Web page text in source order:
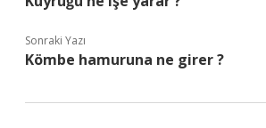
Sonraki Yazı
Kömbe hamuruna ne girer ?